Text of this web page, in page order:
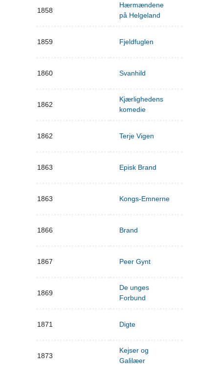
1858
Hærmændene
på Helgeland
1859 Fjeldfuglen
1860 Svanhild
1862
Kjærlighedens
komedie
1862 Terje Vigen
1863 Episk Brand
1863 Kongs-Emnerne
1866 Brand
1867 Peer Gynt
1869
De unges
Forbund
1871 Digte
1873
Kejser og
Galilæer